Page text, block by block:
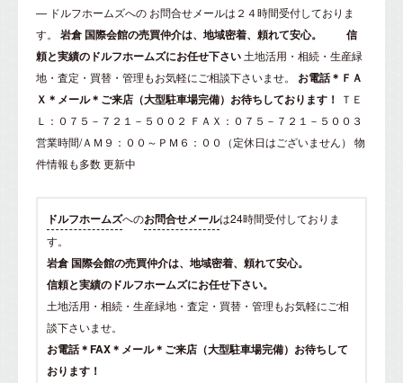
— ドルフホームズへの お問合せメールは２４時間受付しておりま
す。 岩倉 国際会館の売買仲介は、地域密着、頼れて安心。
信
頼と実績のドルフホームズにお任せ下さい 土地活用・相続・生産緑
地・査定・買替・管理もお気軽にご相談下さいませ。 お電話＊ＦＡ
Ｘ＊メール＊ご来店（大型駐車場完備）お待ちしております！
ＴＥ
Ｌ：０７５－７２１－５００２ ＦＡＸ：０７５－７２１－５００３
営業時間/ＡＭ９：００～ＰＭ６：００（定休日はございません） 物
件情報も多数 更新中
ドルフホームズへのお問合せメールは24時間受付しておりま
す。
岩倉 国際会館の売買仲介は、地域密着、頼れて安心。
信頼と実績のドルフホームズにお任せ下さい。
土地活用・相続・生産緑地・査定・買替・管理もお気軽にご相
談下さいませ。
お電話＊FAX＊メール＊ご来店（大型駐車場完備）お待ちして
おります！